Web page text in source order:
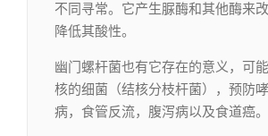
不同寻常。它产生脲酶和其他酶来
降低其酸性。
幽门螺杆菌也有它存在的意义，可
核的细菌（结核分枝杆菌），预防
病，食管反流，腹泻病以及食道癌。